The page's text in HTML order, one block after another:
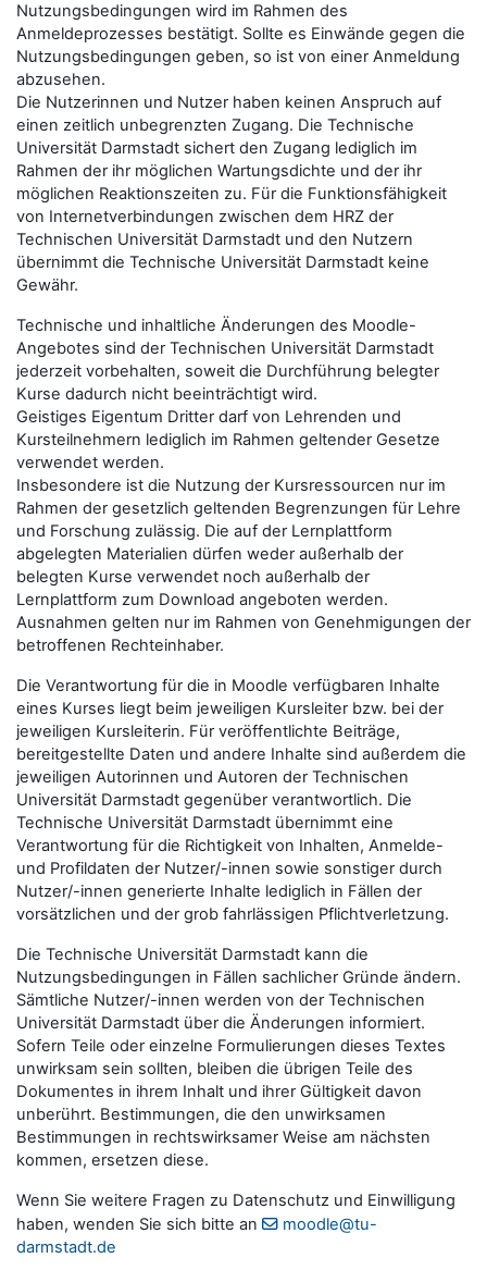
Nutzungsbedingungen wird im Rahmen des
Anmeldeprozesses bestätigt. Sollte es Einwände gegen die
Nutzungsbedingungen geben, so ist von einer Anmeldung
abzusehen.
Die Nutzerinnen und Nutzer haben keinen Anspruch auf
einen zeitlich unbegrenzten Zugang. Die Technische
Universität Darmstadt sichert den Zugang lediglich im
Rahmen der ihr möglichen Wartungsdichte und der ihr
möglichen Reaktionszeiten zu. Für die Funktionsfähigkeit
von Internetverbindungen zwischen dem HRZ der
Technischen Universität Darmstadt und den Nutzern
übernimmt die Technische Universität Darmstadt keine
Gewähr.
Technische und inhaltliche Änderungen des Moodle-
Angebotes sind der Technischen Universität Darmstadt
jederzeit vorbehalten, soweit die Durchführung belegter
Kurse dadurch nicht beeinträchtigt wird.
Geistiges Eigentum Dritter darf von Lehrenden und
Kursteilnehmern lediglich im Rahmen geltender Gesetze
verwendet werden.
Insbesondere ist die Nutzung der Kursressourcen nur im
Rahmen der gesetzlich geltenden Begrenzungen für Lehre
und Forschung zulässig. Die auf der Lernplattform
abgelegten Materialien dürfen weder außerhalb der
belegten Kurse verwendet noch außerhalb der
Lernplattform zum Download angeboten werden.
Ausnahmen gelten nur im Rahmen von Genehmigungen der
betroffenen Rechteinhaber.
Die Verantwortung für die in Moodle verfügbaren Inhalte
eines Kurses liegt beim jeweiligen Kursleiter bzw. bei der
jeweiligen Kursleiterin. Für veröffentlichte Beiträge,
bereitgestellte Daten und andere Inhalte sind außerdem die
jeweiligen Autorinnen und Autoren der Technischen
Universität Darmstadt gegenüber verantwortlich. Die
Technische Universität Darmstadt übernimmt eine
Verantwortung für die Richtigkeit von Inhalten, Anmelde-
und Profildaten der Nutzer/-innen sowie sonstiger durch
Nutzer/-innen generierte Inhalte lediglich in Fällen der
vorsätzlichen und der grob fahrlässigen Pflichtverletzung.
Die Technische Universität Darmstadt kann die
Nutzungsbedingungen in Fällen sachlicher Gründe ändern.
Sämtliche Nutzer/-innen werden von der Technischen
Universität Darmstadt über die Änderungen informiert.
Sofern Teile oder einzelne Formulierungen dieses Textes
unwirksam sein sollten, bleiben die übrigen Teile des
Dokumentes in ihrem Inhalt und ihrer Gültigkeit davon
unberührt. Bestimmungen, die den unwirksamen
Bestimmungen in rechtswirksamer Weise am nächsten
kommen, ersetzen diese.
Wenn Sie weitere Fragen zu Datenschutz und Einwilligung
haben, wenden Sie sich bitte an
moodle@tu-
darmstadt.de